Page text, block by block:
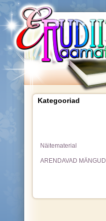
Kategooriad
Näitematerial
ARENDAVAD MÄNGUD